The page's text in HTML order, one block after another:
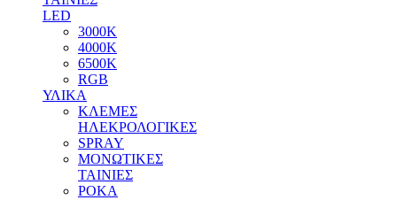
LED
3000Κ
4000Κ
6500Κ
RGB
ΥΛΙΚΑ
ΚΛΕΜΕΣ
ΗΛΕΚΡΟΛΟΓΙΚΕΣ
SPRAY
ΜΟΝΩΤΙΚΕΣ
ΤΑΙΝΙΕΣ
ΡΟΚΑ